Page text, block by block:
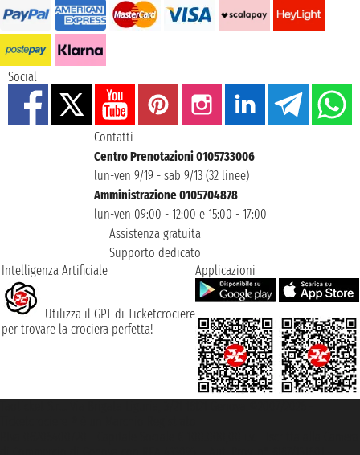
Social
Contatti
Centro Prenotazioni 0105733006
lun-ven 9/19 - sab 9/13 (32 linee)
Amministrazione 0105704878
lun-ven 09:00 - 12:00 e 15:00 - 17:00
Assistenza gratuita
Supporto dedicato
Intelligenza Artificiale
Utilizza il GPT di Ticketcrociere
per trovare la crociera perfetta!
Applicazioni